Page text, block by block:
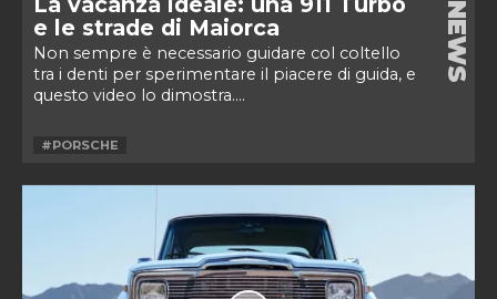
e le strade di Maiorca
Non sempre è necessario guidare col coltello
tra i denti per sperimentare il piacere di guida, e
questo video lo dimostra....
NEWS
#PORSCHE